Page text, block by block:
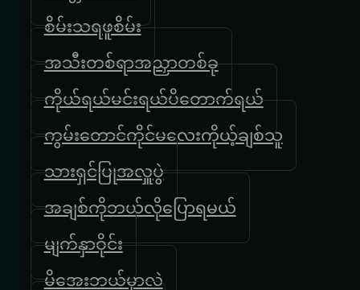
စိမ်းသရဖူစိမ်း
အသီးတစ်ရာအညှာတစ်ခု
ကိုယ်ရယ်မင်းရယ်ပိတောက်ရယ်
ကွမ်းတောင်ကိုင်မလေးကိုယ့်ချစ်သူ
သားရှင်ပြုအလှူပွဲ
အချစ်ကိုဘယ်လိုပြောရမယ်
မျက်နှာဝိုင်း
မိအေးဘယ်မှာလဲ